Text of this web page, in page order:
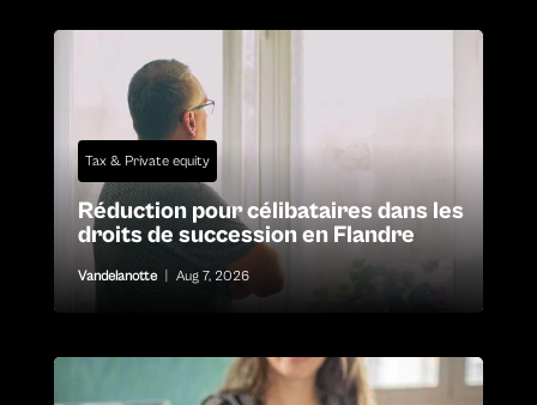
Tax & Private equity
Réduction pour célibataires dans les
droits de succession en Flandre
Vandelanotte Aug 7, 2026